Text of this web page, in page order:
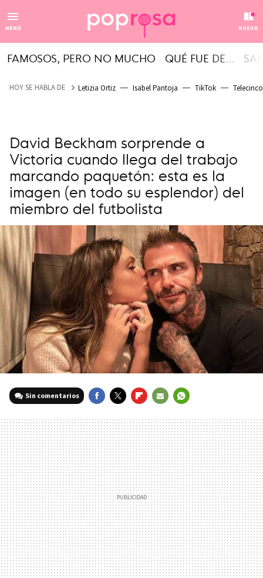
MENÚ NUEVO
FAMOSOS, PERO NO MUCHO QUÉ FUE DE...
HOY SE HABLA DE Letizia Ortiz Isabel Pantoja TikTok Telecinco
David Beckham sorprende a
Victoria cuando llega del trabajo
marcando paquetón: esta es la
imagen (en todo su esplendor) del
miembro del futbolista
Sin comentarios
MAIL